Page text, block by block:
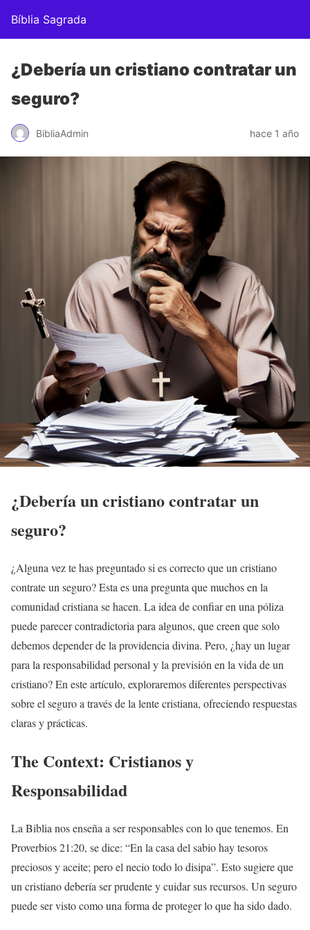
Bíblia Sagrada
¿Debería un cristiano contratar un
seguro?
BibliaAdmin hace 1 año
¿Debería un cristiano contratar un
seguro?
¿Alguna vez te has preguntado si es correcto que un cristiano
contrate un seguro? Esta es una pregunta que muchos en la
comunidad cristiana se hacen. La idea de confiar en una póliza
puede parecer contradictoria para algunos, que creen que solo
debemos depender de la providencia divina. Pero, ¿hay un lugar
para la responsabilidad personal y la previsión en la vida de un
cristiano? En este artículo, exploraremos diferentes perspectivas
sobre el seguro a través de la lente cristiana, ofreciendo respuestas
claras y prácticas.
The Context: Cristianos y
Responsabilidad
La Biblia nos enseña a ser responsables con lo que tenemos. En
Proverbios 21:20, se dice: “En la casa del sabio hay tesoros
preciosos y aceite; pero el necio todo lo disipa”. Esto sugiere que
un cristiano debería ser prudente y cuidar sus recursos. Un seguro
puede ser visto como una forma de proteger lo que ha sido dado.